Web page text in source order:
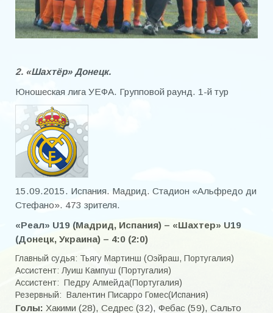
Штауберг Виталий Петрович
ГОРОД
Чемпионат 2014
Чемпионат 2015
Чемпионат 2016
Чемпионат 2017
Чемпионат 2018
Чемпионат 2019
Кубок города
Кубок города 2000-2020
2. «Шахтёр» Донецк.
Юношеская лига УЕФА. Групповой раунд. 1-й тур
15.09.2015. Испания. Мадрид. Стадион «Альфредо ди
Стефано». 473 зрителя.
«Реал» U19 (Мадрид, Испания) – «Шахтер» U19
(Донецк, Украина) – 4:0 (2:0)
Главный судья: Тьягу Мартинш (Оэйраш, Португалия)
Ассистент: Луиш Кампуш (Португалия)
Ассистент: Педру Алмейда(Португалия)
Резервный: Валентин Писарро Гомес(Испания)
Голы: Хакими (28), Седрес (32), Фебас (59), Сальто